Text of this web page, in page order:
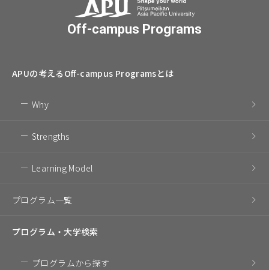
Off-campus Programs
APUの考える Off-campus Programsとは
Why
Strengths
Learning Model
プログラム一覧
プログラム・大学検索
プログラムから探す